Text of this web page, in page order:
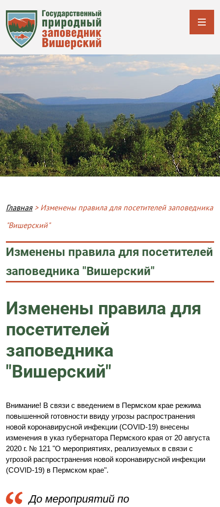
Breadcrumb
Главная Изменены правила для посетителей заповедника
"Вишерский"
Изменены правила для посетителей
заповедника "Вишерский"
Изменены правила для
посетителей
заповедника
"Вишерский"
Внимание! В связи с введением в Пермском крае режима
повышенной готовности ввиду угрозы распространения
новой коронавирусной инфекции (COVID-19) внесены
изменения в указ губернатора Пермского края от 20 августа
2020 г. № 121 "О мероприятиях, реализуемых в связи с
угрозой распространения новой коронавирусной инфекции
(COVID-19) в Пермском крае".
До мероприятий по